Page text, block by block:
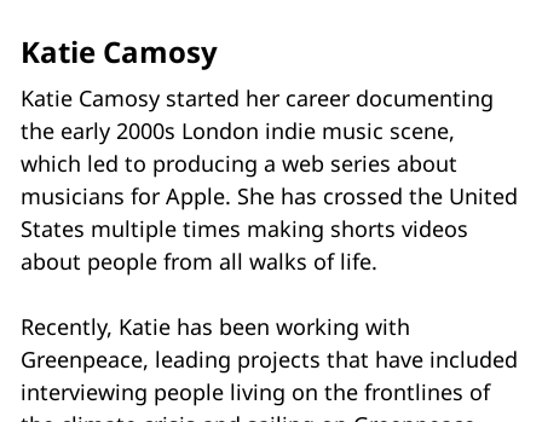
Katie Camosy
Katie Camosy started her career documenting
the early 2000s London indie music scene,
which led to producing a web series about
musicians for Apple. She has crossed the United
States multiple times making shorts videos
about people from all walks of life.
Recently, Katie has been working with
Greenpeace, leading projects that have included
interviewing people living on the frontlines of